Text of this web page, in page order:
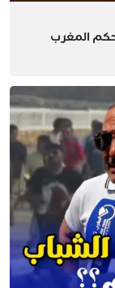
تحكم المغرب